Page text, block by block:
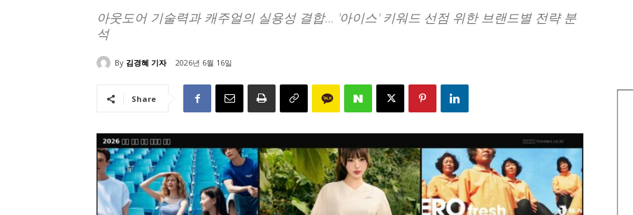
아웃도어 기술력과 캐주얼의 실용성 결합… '아이스' 키워드 선점 위한 브랜드별 전략 분
석
By 김경혜 기자 2026년 6월 16일
Share